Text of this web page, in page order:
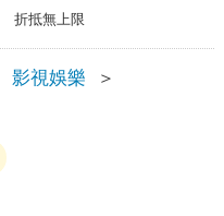
折抵無上限
影視娛樂
＞